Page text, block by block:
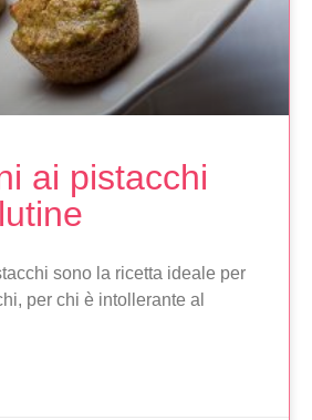
ai pistacchi
sono la ricetta ideale per
per chi è intollerante al